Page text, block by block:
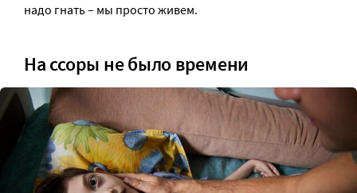
надо гнать – мы просто живем.
На ссоры не было времени